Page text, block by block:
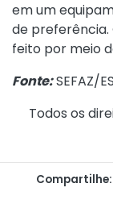
em um
de
feito por meio
Fonte:SEFAZ/
Todos os
Compartilhe: